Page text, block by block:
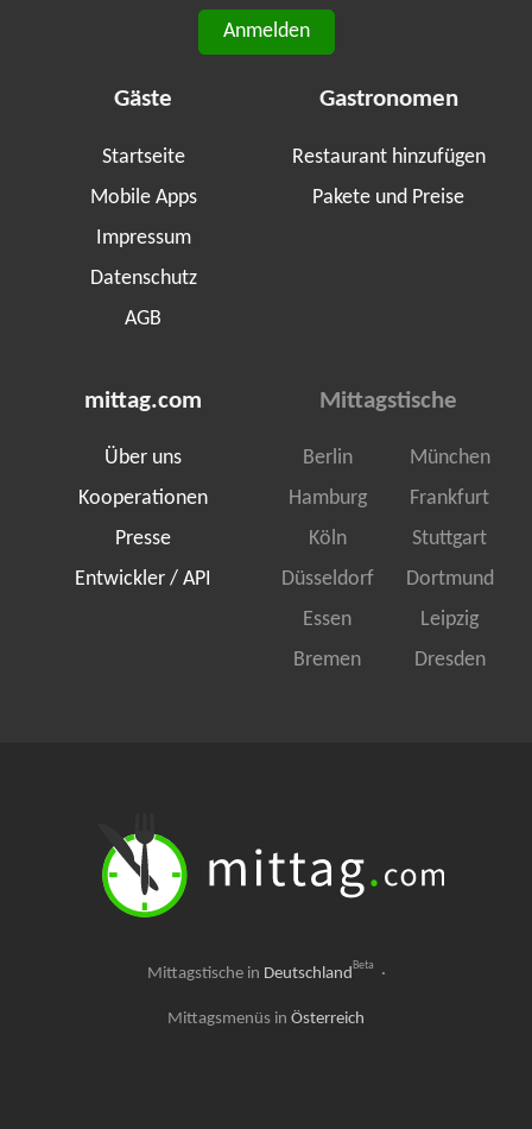
Anmelden
Gäste
Startseite
Mobile Apps
Impressum
Datenschutz
AGB
Gastronomen
Restaurant hinzufügen
Pakete und Preise
mittag.com
Über uns
Kooperationen
Presse
Entwickler / API
Mittagstische
Berlin
München
Hamburg
Frankfurt
Köln
Stuttgart
Düsseldorf
Dortmund
Essen
Leipzig
Bremen
Dresden
Mittagstische in DeutschlandBeta ·
Mittagsmenüs in Österreich